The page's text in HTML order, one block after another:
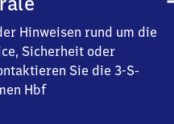
Hinweisen rund um die
Sicherheit oder
Sie die 3-S-
Hbf